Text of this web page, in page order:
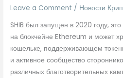
Leave a Comment / Новости
SHIB был запущен в 2020 году,
на блокчейне Ethereum и может
кошельке, поддерживающем
и активное сообщество
различных благотворительных